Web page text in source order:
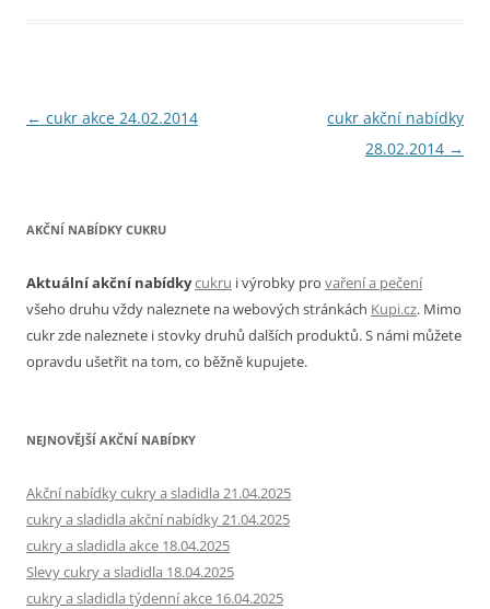
Navigace
← cukr akce 24.02.2014
cukr akční nabídky
28.02.2014 →
AKČNÍ NABÍDKY CUKRU
Aktuální akční nabídkycukru i výrobky pro vaření a pečení
všeho druhu vždy naleznete na webových stránkách Kupi.cz. Mimo
cukr zde naleznete i stovky druhů dalších produktů. S námi můžete
opravdu ušetřit na tom, co běžně kupujete.
NEJNOVĚJŠÍ AKČNÍ NABÍDKY
Akční nabídky cukry a sladidla 21.04.2025
cukry a sladidla akční nabídky 21.04.2025
cukry a sladidla akce 18.04.2025
Slevy cukry a sladidla 18.04.2025
cukry a sladidla týdenní akce 16.04.2025